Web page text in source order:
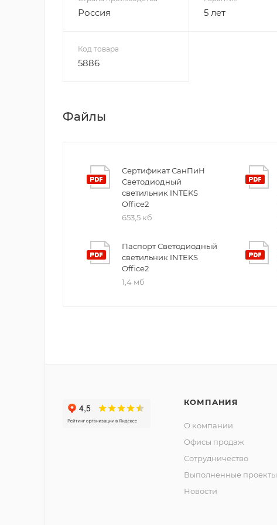
Россия 5 лет
Код товара
5886
Файлы
Сертификат СанПиН
Светодиодный
светильник INTEKS
Office2
653,5 кб
Паспорт Светодиодный
светильник INTEKS
Office2
1,4 мб
КОМПАНИЯ
О компании
Офисы продаж
Сотрудничество
Выполненные проекты
Новости